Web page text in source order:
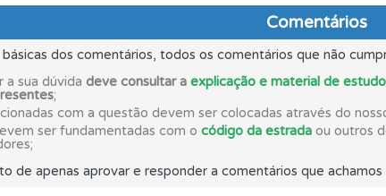
que errou no seu perfil.
onde tem mais dificuldades no seu perfil.
apresenta-lhe as questões mais falhadas na
Condutor dá-lhe uma ideia da sua preparação para o
Comentários
básicas dos comentários, todos os comentários que não
a sua dúvida deve consultar a explicação e material de estudo
;
com a questão devem ser colocadas através do
ser fundamentadas com o código da estrada ou outros
de apenas aprovar e responder a comentários que